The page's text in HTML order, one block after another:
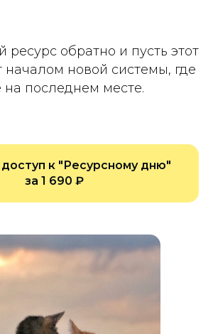
ресурс обратно и пусть этот
началом новой системы, где
на последнем месте.
к "Ресурсному дню"
за 1 690 ₽